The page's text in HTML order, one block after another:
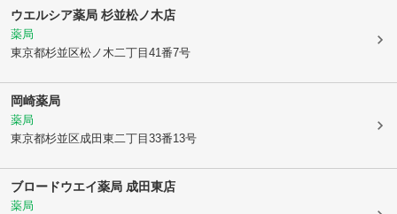
ウエルシア薬局 杉並松ノ木店
薬局
東京都杉並区松ノ木二丁目41番7号
岡崎薬局
薬局
東京都杉並区成田東二丁目33番13号
ブロードウエイ薬局 成田東店
薬局